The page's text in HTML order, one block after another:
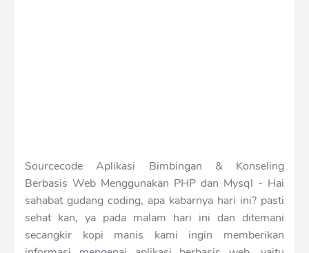
Sourcecode Aplikasi Bimbingan & Konseling
Berbasis Web Menggunakan PHP dan Mysql - Hai
sahabat gudang coding, apa kabarnya hari ini? pasti
sehat kan, ya pada malam hari ini dan ditemani
secangkir kopi manis kami ingin memberikan